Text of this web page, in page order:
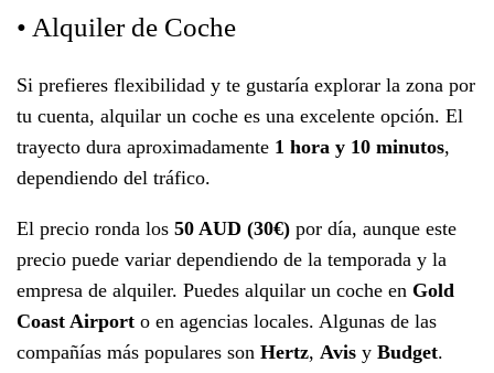
• Alquiler de Coche
Si prefieres flexibilidad y te gustaría explorar la zona por
tu cuenta, alquilar un coche es una excelente opción. El
trayecto dura aproximadamente 1 hora y 10 minutos,
dependiendo del tráfico.
El precio ronda los 50 AUD (30€) por día, aunque este
precio puede variar dependiendo de la temporada y la
empresa de alquiler. Puedes alquilar un coche en Gold
Coast Airport o en agencias locales. Algunas de las
compañías más populares son Hertz, Avis y Budget.